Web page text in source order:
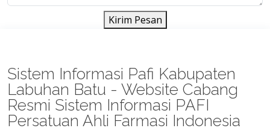
Kirim Pesan
Sistem Informasi Pafi Kabupaten
Labuhan Batu - Website Cabang
Resmi Sistem Informasi PAFI
Persatuan Ahli Farmasi Indonesia